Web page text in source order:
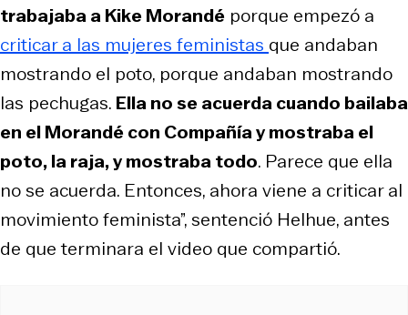
trabajaba a Kike Morandé porque empezó a
criticar a las mujeres feministas que andaban
mostrando el poto, porque andaban mostrando
las pechugas. Ella no se acuerda cuando bailaba
en elMorandé con Compañíay mostraba el
poto, la raja, y mostraba todo. Parece que ella
no se acuerda. Entonces, ahora viene a criticar al
movimiento feminista”, sentenció Helhue, antes
de que terminara el video que compartió.